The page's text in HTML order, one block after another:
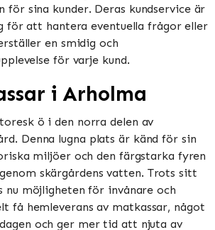
för sina kunder. Deras kundservice är
för att hantera eventuella frågor eller
en smidig och
för varje kund.
i Arholma
ö i den norra delen av
Denna lugna plats är känd för sin
miljöer och den färgstarka fyren
skärgårdens vatten. Trots sitt
nu möjligheten för invånare och
få hemleverans av matkassar, något
och ger mer tid att njuta av